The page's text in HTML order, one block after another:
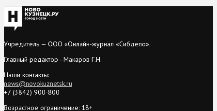
Учредитель — ООО «Онлайн-журнал «Сибдепо».
Главный редактор - Макаров Г.Н.
Наши контакты:
news@novokuznetsk.ru
+7 (3842) 900-800
Возрастное ограничение: 18+